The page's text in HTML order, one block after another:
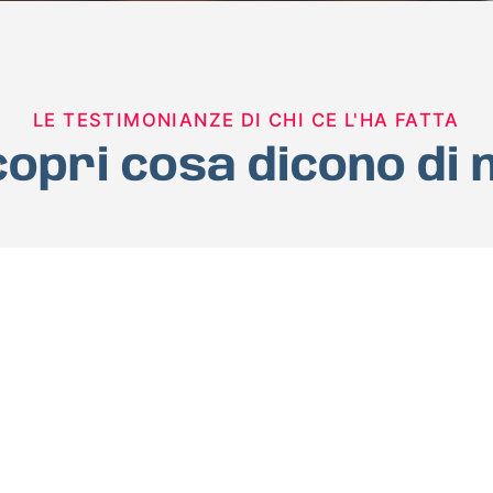
LE TESTIMONIANZE DI CHI CE L'HA FATTA
cosa dicono di